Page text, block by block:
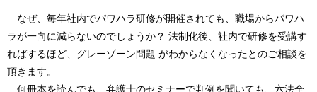
なぜ、毎年社内でパワハラ研修が開催されても、職場からパワハ
ラが一向に減らないのでしょうか？ 法制化後、社内で研修を受講す
ればするほど、グレーゾーン問題 がわからなくなったとのご相談を
頂きます。
何冊本を読んでも、弁護士のセミナーで判例を聞いても、六法全